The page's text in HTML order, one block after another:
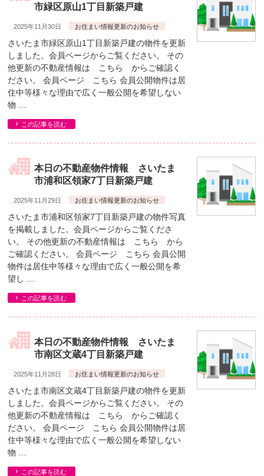
市緑区原山1丁目新築戸建
2025年11月30日 お住まい情報更新のお知らせ
さいたま市緑区原山1丁目新築戸建の物件を更新
しました。会員ページからご覧ください。 その
他更新の不動産情報は こちら からご確認く
ださい。 会員ページ こちら 会員公開物件は居
住中等様々な理由で広く一般公開を希望しない
物 …
この記事を読む
本日の不動産物件情報 さいたま
市浦和区領家7丁目新築戸建
2025年11月29日 お住まい情報更新のお知らせ
さいたま市浦和区領家7丁目新築戸建の物件写真
を掲載しました。会員ページからご覧くださ
い。 その他更新の不動産情報は こちら から
ご確認ください。 会員ページ こちら 会員公開
物件は居住中等様々な理由で広く一般公開を希
望し …
この記事を読む
本日の不動産物件情報 さいたま
市南区文蔵4丁目新築戸建
2025年11月28日 お住まい情報更新のお知らせ
さいたま市南区文蔵4丁目新築戸建の物件を更新
しました。会員ページからご覧ください。 その
他更新の不動産情報は こちら からご確認く
ださい。 会員ページ こちら 会員公開物件は居
住中等様々な理由で広く一般公開を希望しない
物 …
この記事を読む